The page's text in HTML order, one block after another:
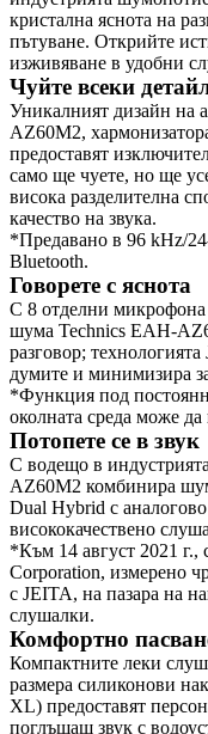
кристална яснота на
пътуване. Открийте
изживяване в удобни
Чуйте всеки
Уникалният дизайн на
AZ60M2,
предоставят
само ще чуете, но ще
висока разделителна
качество на звука.
*Предавано в 96 kHz/
Bluetooth.
Говорете с яснота
С 8 отделни микрофона
шума Technics EAH-
разговор;
думите и минимизира
*Функция под
околната среда може
Потопете се в звук
С водещо в
AZ60M2 комбинира
Dual Hybrid с
висококачествено
*Към 14 август 2021 г.,
Corporation, измерено
с JEITA, на пазара на
слушалки.
Комфортно
Компактните леки
размера силиконови
XL) предоставят
поглъщащ звук с